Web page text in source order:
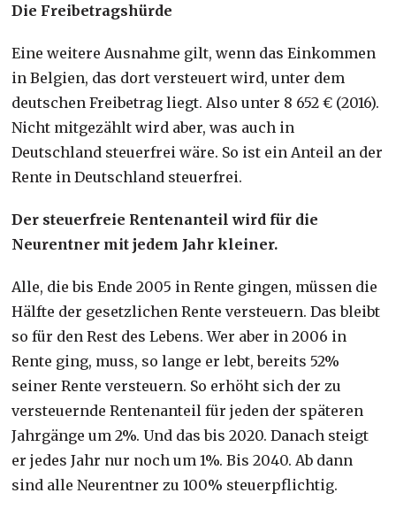
Die Freibetragshürde
Eine weitere Ausnahme gilt, wenn das Einkommen
in Belgien, das dort versteuert wird, unter dem
deutschen Freibetrag liegt. Also unter 8 652 € (2016).
Nicht mitgezählt wird aber, was auch in
Deutschland steuerfrei wäre. So ist ein Anteil an der
Rente in Deutschland steuerfrei.
Der steuerfreie Rentenanteil wird für die
Neurentner mit jedem Jahr kleiner.
Alle, die bis Ende 2005 in Rente gingen, müssen die
Hälfte der gesetzlichen Rente versteuern. Das bleibt
so für den Rest des Lebens. Wer aber in 2006 in
Rente ging, muss, so lange er lebt, bereits 52%
seiner Rente versteuern. So erhöht sich der zu
versteuernde Rentenanteil für jeden der späteren
Jahrgänge um 2%. Und das bis 2020. Danach steigt
er jedes Jahr nur noch um 1%. Bis 2040. Ab dann
sind alle Neurentner zu 100% steuerpflichtig.